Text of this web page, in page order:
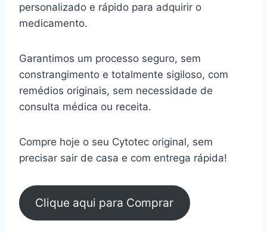
personalizado e rápido para adquirir o
medicamento.
Garantimos um processo seguro, sem
constrangimento e totalmente sigiloso, com
remédios originais, sem necessidade de
consulta médica ou receita.
Compre hoje o seu Cytotec original, sem
precisar sair de casa e com entrega rápida!
Clique aqui para Comprar